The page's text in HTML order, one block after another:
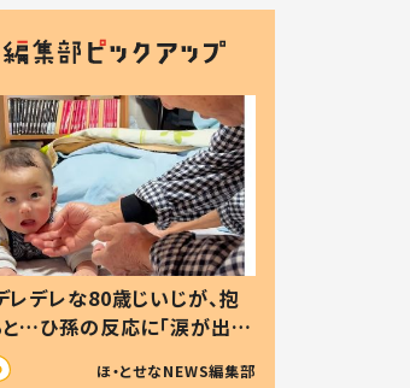
レデレな80歳じいじが、抱
と…ひ孫の反応に「涙が出ま
愛くて仕方ない」
ほ・とせなNEWS編集部